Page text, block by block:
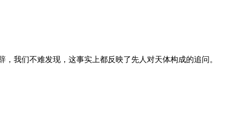
我们不难发现，这事实上都反映了先人对天体构成的追问。